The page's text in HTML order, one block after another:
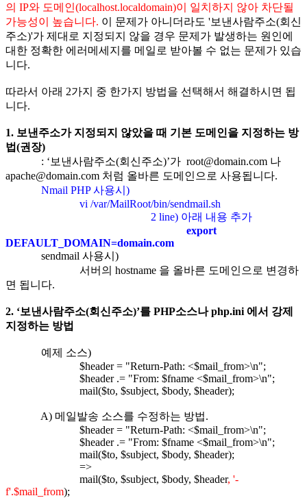
의 IP와 도메인(localhost.localdomain)이 일치하지 않아 차단될
가능성이 높습니다. 이 문제가 아니더라도 '보낸사람주소(회신
주소)'가 제대로 지정되지 않을 경우 문제가 발생하는 원인에
대한 정확한 에러메세지를 메일로 받아볼 수 없는 문제가 있습
니다.
따라서 아래 2가지 중 한가지 방법을 선택해서 해결하시면 됩
니다.
1. 보낸주소가 지정되지 않았을 때 기본 도메인을 지정하는 방
법(권장)
: ‘ 보낸사람주소(회신주소)’가 root@domain.com 나
apache@domain.com 처럼 올바른 도메인으로 사용됩니다.
Nmail PHP사용시 )
vi /var/MailRoot/bin/sendmail.sh
2 line) 아래 내용 추가
export
DEFAULT_DOMAIN=domain.com
sendmail 사용시 )
서버의 hostname 을 올바른 도메인으로 변경하
면 됩니다.
2. ‘보낸사람주소(회신주소)’를 PHP소스나php.ini 에서 강제
지정하는 방법
예제 소스)
$header = "Return-Path: <$mail_from>\n";
$header .= "From: $fname <$mail_from>\n";
mail($to, $subject, $body, $header);
A) 메일발송 소스를 수정하는 방법.
$header = "Return-Path: <$mail_from>\n";
$header .= "From: $fname <$mail_from>\n";
mail($to, $subject, $body, $header);
=>
mail($to, $subject, $body, $header, '-
f'.$mail_from);